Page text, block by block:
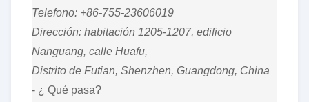
Telefono: +86-755-23606019
Dirección: habitación 1205-1207, edificio
Nanguang, calle Huafu,
Distrito de Futian, Shenzhen, Guangdong, China
- ¿ Qué pasa?